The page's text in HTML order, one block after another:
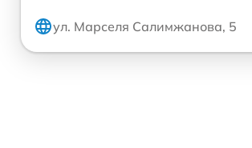
ул. Марселя Салимжанова, 5